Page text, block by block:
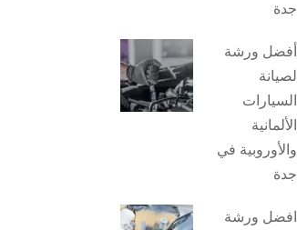
جدة
أفضل ورشة
لصيانة
السيارات
الألمانية
والأوروبية في
جدة
افضل ورشة